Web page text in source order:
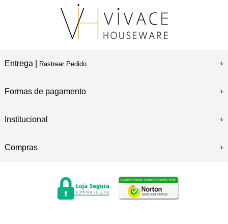
Entrega | Rastrear Pedido
Formas de pagamento
Institucional
Compras